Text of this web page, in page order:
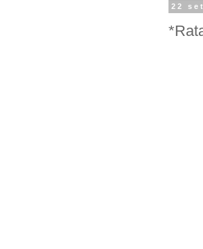
22